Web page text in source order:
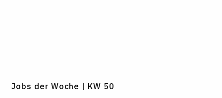
Jobs der Woche | KW 50